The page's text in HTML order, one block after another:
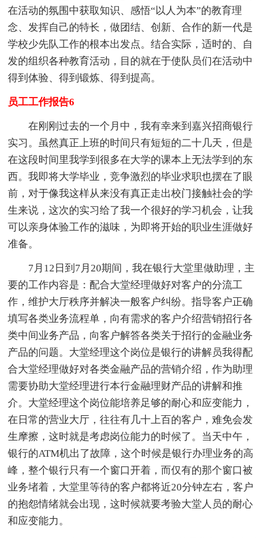
在活动的氛围中获取知识、感悟“以人为本”的教育理
念、发挥自己的特长，做团结、创新、合作的新一代是
学校少先队工作的根本出发点。结合实际，适时的、自
发的组织各种教育活动，目的就在于使队员们在活动中
得到体验、得到锻炼、得到提高。
员工工作报告6
在刚刚过去的一个月中，我有幸来到嘉兴招商银行
实习。虽然真正上班的时间只有短短的二十几天，但是
在这段时间里我学到很多在大学的课本上无法学到的东
西。我即将大学毕业，竞争激烈的毕业求职也摆在了眼
前，对于像我这样从来没有真正走出校门接触社会的学
生来说，这次的实习给了我一个很好的学习机会，让我
可以亲身体验工作的滋味，为即将开始的职业生涯做好
准备。
7月12日到7月20期间，我在银行大堂里做助理，主
要的工作内容是：配合大堂经理做好对客户的分流工
作，维护大厅秩序并解决一般客户纠纷。指导客户正确
填写各类业务流程单，向有需求的客户介绍营销招行各
类中间业务产品，向客户解答各类关于招行的金融业务
产品的问题。大堂经理这个岗位是银行的讲解员我得配
合大堂经理做好对各类金融产品的营销介绍，作为助理
需要协助大堂经理进行本行金融理财产品的讲解和推
介。大堂经理这个岗位能培养足够的耐心和应变能力，
在日常的营业大厅，往往有几十上百的客户，难免会发
生摩擦，这时就是考虑岗位能力的时候了。当天中午，
银行的ATM机出了故障，这个时候是银行办理业务的高
峰，整个银行只有一个窗口开着，而仅有的那个窗口被
业务堵着，大堂里等待的客户都将近20分钟左右，客户
的抱怨情绪就会出现，这时候就要考验大堂人员的耐心
和应变能力。